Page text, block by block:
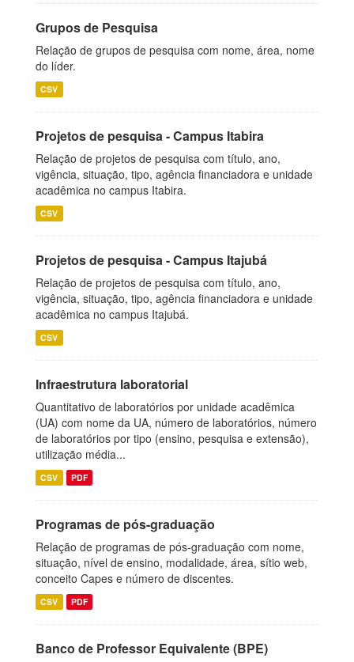
Grupos de Pesquisa
Relação de grupos de pesquisa com nome, área, nome
do líder.
CSV
Projetos de pesquisa - Campus Itabira
Relação de projetos de pesquisa com título, ano,
vigência, situação, tipo, agência financiadora e unidade
acadêmica no campus Itabira.
CSV
Projetos de pesquisa - Campus Itajubá
Relação de projetos de pesquisa com título, ano,
vigência, situação, tipo, agência financiadora e unidade
acadêmica no campus Itajubá.
CSV
Infraestrutura laboratorial
Quantitativo de laboratórios por unidade acadêmica
(UA) com nome da UA, número de laboratórios, número
de laboratórios por tipo (ensino, pesquisa e extensão),
utilização média...
CSV PDF
Programas de pós-graduação
Relação de programas de pós-graduação com nome,
situação, nível de ensino, modalidade, área, sítio web,
conceito Capes e número de discentes.
CSV PDF
Banco de Professor Equivalente (BPE)